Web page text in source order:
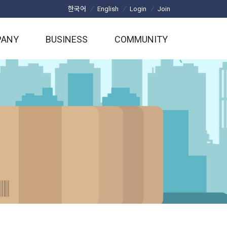
한국어 / English / Login / Join
BUSINESS COMMUNITY